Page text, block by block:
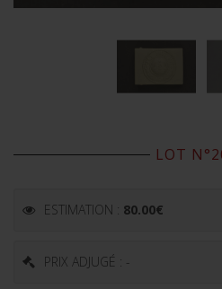
LOT
ESTIMATION : 80.00€
PRIX ADJUGÉ : -